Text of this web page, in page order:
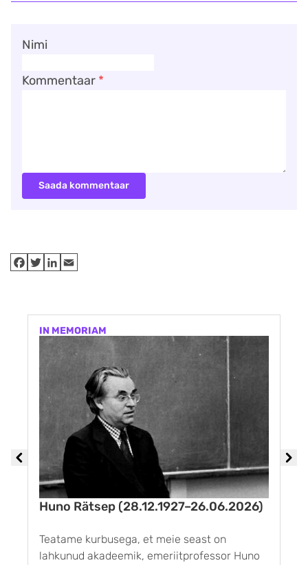
Kommentaar *
Nimi
Saada kommentaar
IN MEMORIAM
Huno Rätsep (28.12.1927–26.06.2026)
Teatame kurbusega, et meie seast on
lahkunud akadeemik, emeriitprofessor Huno